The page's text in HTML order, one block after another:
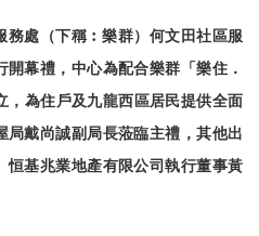
務處（下稱︰樂群）何文田社區服
幕禮，中心為配合樂群「樂住．
，為住戶及九龍西區居民提供全面
局戴尚誠副局長蒞臨主禮，其他出
恒基兆業地產有限公司執行董事黃